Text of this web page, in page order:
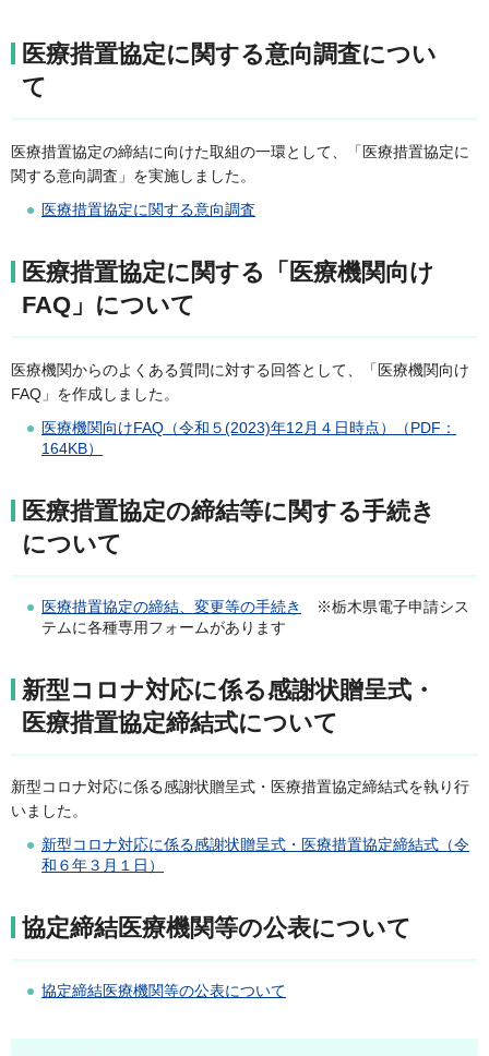
医療措置協定に関する意向調査につい
て
医療措置協定の締結に向けた取組の一環として、「医療措置協定に
関する意向調査」を実施しました。
医療措置協定に関する意向調査
医療措置協定に関する「医療機関向け
FAQ」について
医療機関からのよくある質問に対する回答として、「医療機関向け
FAQ」を作成しました。
医療機関向けFAQ（令和５(2023)年12月４日時点）（PDF：
164KB）
医療措置協定の締結等に関する手続き
について
医療措置協定の締結、変更等の手続き
※栃木県電子申請シス
テムに各種専用フォームがあります
新型コロナ対応に係る感謝状贈呈式・
医療措置協定締結式について
新型コロナ対応に係る感謝状贈呈式・医療措置協定締結式を執り行
いました。
新型コロナ対応に係る感謝状贈呈式・医療措置協定締結式（令
和６年３月１日）
協定締結医療機関等の公表について
協定締結医療機関等の公表について